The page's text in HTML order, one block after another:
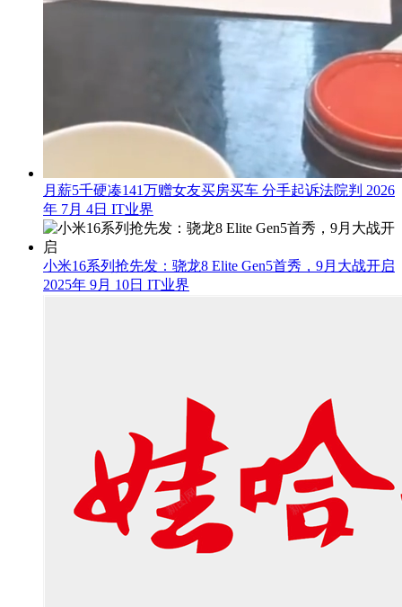
月薪5千硬凑141万赠女友买房买车 分手起诉法院判 2026
年 7月 4日 IT业界
小米16系列抢先发：骁龙8 Elite Gen5首秀，9月大战开启
2025年 9月 10日 IT业界